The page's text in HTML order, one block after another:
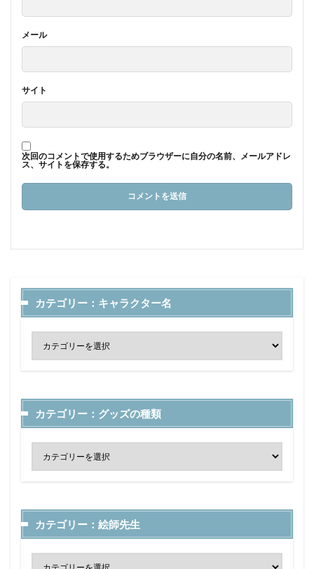
メール
サイト
次回のコメントで使用するためブラウザーに自分の名前、メールアドレ
ス、サイトを保存する。
カテゴリー：キャラクター名
カテゴリー：グッズの種類
カテゴリー：絵師先生